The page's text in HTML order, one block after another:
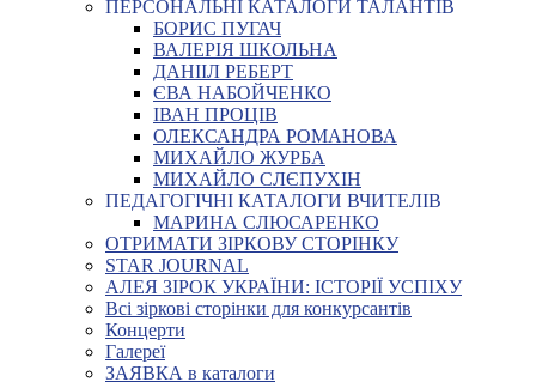
ПЕРСОНАЛЬНІ КАТАЛОГИ ТАЛАНТІВ
БОРИС ПУГАЧ
ВАЛЕРІЯ ШКОЛЬНА
ДАНІІЛ РЕБЕРТ
ЄВА НАБОЙЧЕНКО
ІВАН ПРОЦІВ
ОЛЕКСАНДРА РОМАНОВА
МИХАЙЛО ЖУРБА
МИХАЙЛО СЛЄПУХІН
ПЕДАГОГІЧНІ КАТАЛОГИ ВЧИТЕЛІВ
МАРИНА СЛЮСАРЕНКО
ОТРИМАТИ ЗІРКОВУ СТОРІНКУ
STAR JOURNAL
АЛЕЯ ЗІРОК УКРАЇНИ: ІСТОРІЇ УСПІХУ
Всі зіркові сторінки для конкурсантів
Концерти
Галереї
ЗАЯВКА в каталоги